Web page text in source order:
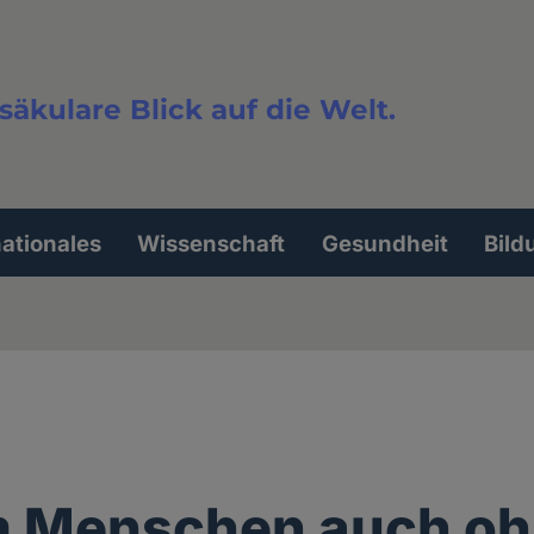
Blick auf die Welt.
Wissenschaft Gesundheit